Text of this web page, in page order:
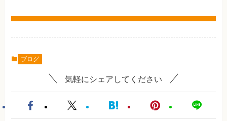
ブログ
気軽にシェアしてください